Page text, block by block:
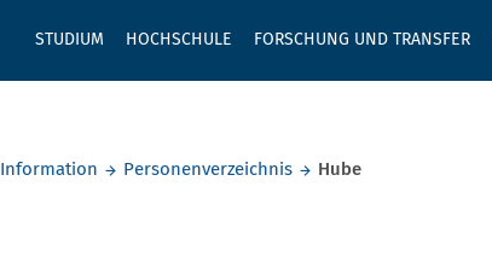
STUDIUM HOCHSCHULE FORSCHUNG UND TRANSFER
Information Personenverzeichnis Hube